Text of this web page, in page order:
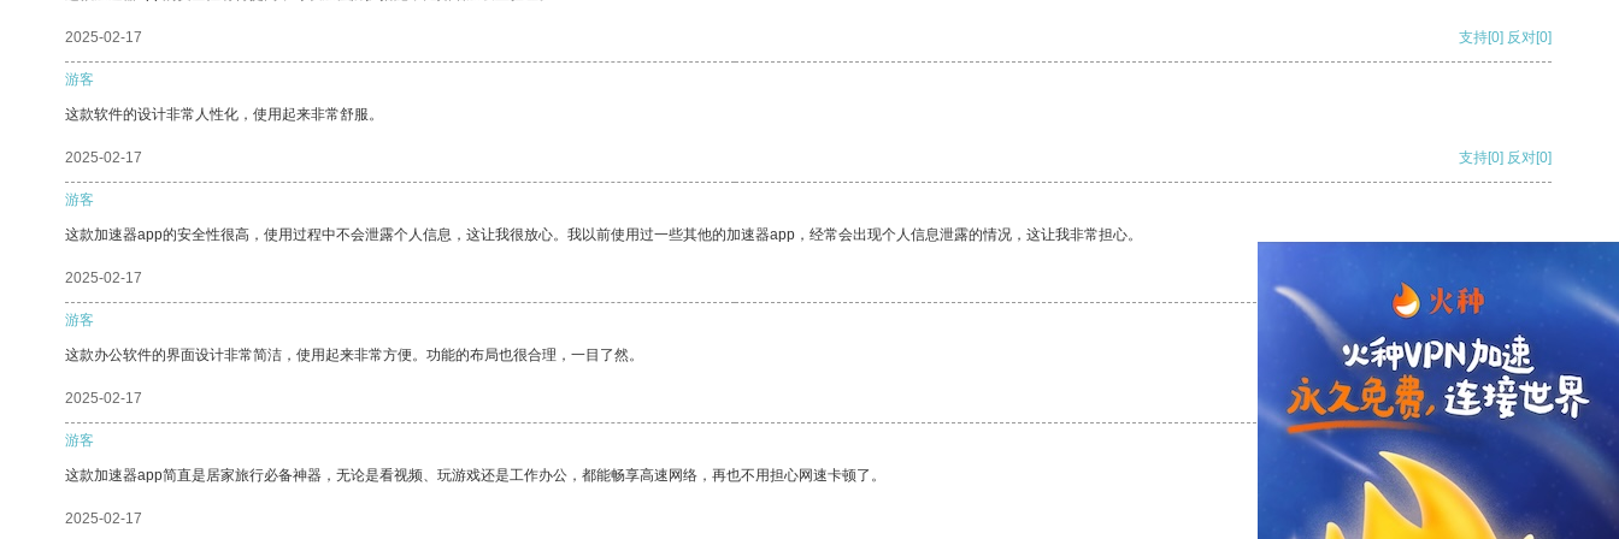
2025-02-17 支持[0] 反对[0]
游客
这款软件的设计非常人性化，使用起来非常舒服。
2025-02-17 支持[0] 反对[0]
游客
这款加速器app的安全性很高，使用过程中不会泄露个人信息，这让我很放心。我以前使用过一些其他的加速器app，经常会出现个人信息泄露的情况，这让我非常担心。
2025-02-17
游客
这款办公软件的界面设计非常简洁，使用起来非常方便。功能的布局也很合理，一目了然。
2025-02-17 支持 [0] 反对[0]
游客
这款加速器app简直是居家旅行必备神器，无论是看视频、玩游戏还是工作办公，都能畅享高速网络，再也不用担心网速卡顿了。
2025-02-17 支持[0] 反对